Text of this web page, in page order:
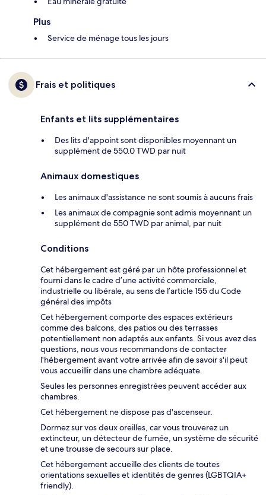
Plus
Service de ménage tous les jours
Frais et politiques
Enfants et lits supplémentaires
Des lits d'appoint sont disponibles moyennant un
supplément de 550.0 TWD par nuit
Animaux domestiques
Les animaux d'assistance ne sont soumis à aucuns frais
Les animaux de compagnie sont admis moyennant un
supplément de 550 TWD par animal, par nuit
Conditions
Cet hébergement est géré par un hôte professionnel et
fourni dans le cadre d’une activité commerciale,
industrielle ou libérale, au sens de l’article 155 du Code
général des impôts
Cet hébergement comporte des espaces extérieurs
comme des balcons, des patios ou des terrasses
potentiellement non adaptés aux enfants. Si vous avez des
questions, nous vous recommandons de contacter
l'hébergement avant votre arrivée afin de savoir s'il peut
vous accueillir dans une chambre adéquate.
Seules les personnes enregistrées peuvent accéder aux
chambres.
Cet hébergement ne dispose pas d'ascenseur.
Dormez sur vos deux oreilles, car vous trouverez un
extincteur, un détecteur de fumée, un système de sécurité
et une trousse de secours sur place.
Cet hébergement accueille des clients de toutes
orientations sexuelles et identités de genres (LGBTQIA+
friendly).